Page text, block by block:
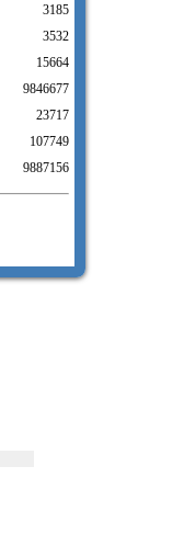
3185
3532
15664
9846677
23717
107749
9887156